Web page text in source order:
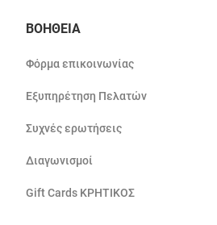
ΒΟΗΘΕΙΑ
Φόρμα επικοινωνίας
Εξυπηρέτηση Πελατών
Συχνές ερωτήσεις
Διαγωνισμοί
Gift Cards ΚΡΗΤΙΚΟΣ